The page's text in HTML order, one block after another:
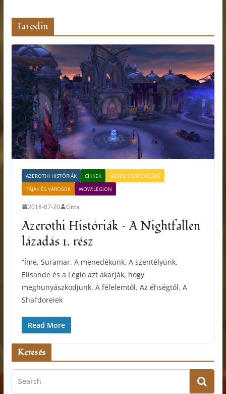
Farodin
AZEROTHI HISTÓRIÁK CIKKEK
NÉPEK TÖRTÉNELME
TÁJAK ÉS VÁROSOK
WOW:LEGION
2018-07-20 Gitta
Azerothi Históriák – A Nightfallen
lázadás 1. rész
“Íme, Suramar. A menedékünk. A szentélyünk.
Elisande és a Légió azt akarják, hogy
meghunyászkodjunk. A félelemtől. Az éhségtől. A
Shal’doreiek
Read More
Keresés